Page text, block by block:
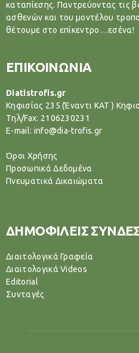
καταπίεσης. Παντρεύοντας τις
ασθενών και του μοντέλου
θέτουμε στο επίκεντρο…εσένα!
ΕΠΙΚΟΙΝΩΝΙΑ
Diatistrofis.gr
Κηφισίας 235 (Έναντι ΚΑΤ )
Tηλ/Fax: 2106230231
E-mail: info@dia-trofis.gr
Όροι Χρήσης
Προσωπικά Δεδομένα
Πνευματικά Δικαιώματα
ΔΗΜΟΦΙΛΕΙΣ
Διαιτολογικά Γραφεία
Διαιτολογικά Videos
Editorial
Συνταγές